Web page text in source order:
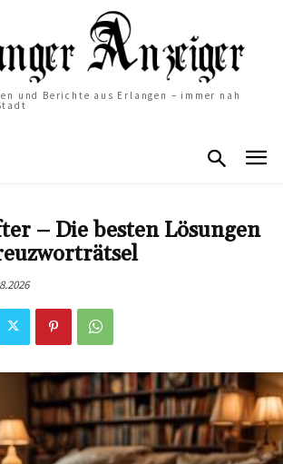
und Berichte aus Erlangen – immer nah
– Die besten Lösungen